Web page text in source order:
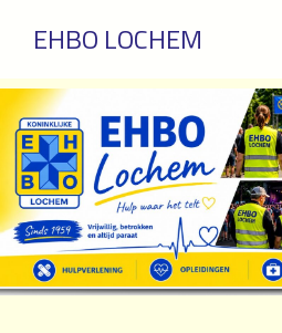
Sla
over
meteen
naar
de
inhoud
EHBO LOCHEM